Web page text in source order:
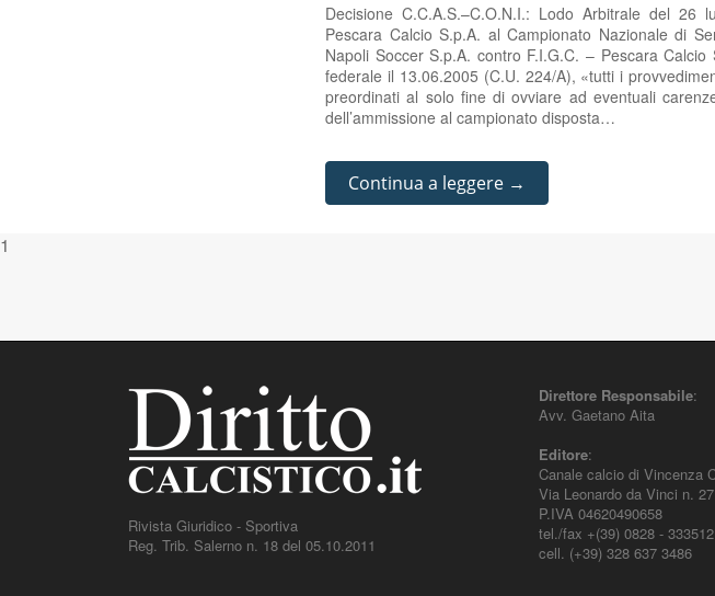
Decisione C.C.A.S.–C.O.N.I.: Lodo Arbitrale del 26
Pescara Calcio S.p.A. al Campionato Nazionale di
Napoli Soccer S.p.A. contro F.I.G.C. – Pescara
federale il 13.06.2005 (C.U. 224/A), «tutti i
preordinati al solo fine di ovviare ad eventuali
dell’ammissione al campionato disposta…
Continua a leggere →
1
Rivista Giuridico - Sportiva
Reg. Trib. Salerno n. 18 del 05.10.2011
Direttore Responsabile:
Avv. Gaetano Aita
Editore:
Canale calcio di Vincenza
Via Leonardo da Vinci n.
P.IVA 04620490658
tel./fax +(39) 0828 - 333512
cell. (+39) 328 637 3486